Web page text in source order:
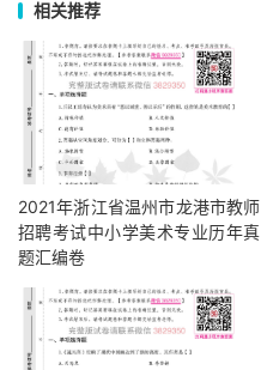
相关推荐
2021年浙江省温州市龙港市教师
招聘考试中小学美术专业历年真
题汇编卷